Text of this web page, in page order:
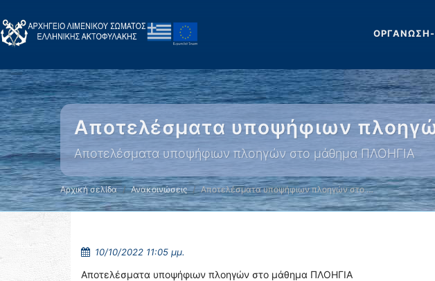
ΟΡΓΑΝΩΣΗ-
Αποτελέσματα υποψήφιων
Αποτελέσματα υποψήφιων πλοηγών στο μάθημα ΠΛΟΗΓΙΑ
Αρχική σελίδα Ανακοινώσεις Αποτελέσματα υποψήφιων πλοηγών στο …
10/10/2022 11:05 μμ.
Αποτελέσματα υποψήφιων πλοηγών στο μάθημα ΠΛΟΗΓΙΑ